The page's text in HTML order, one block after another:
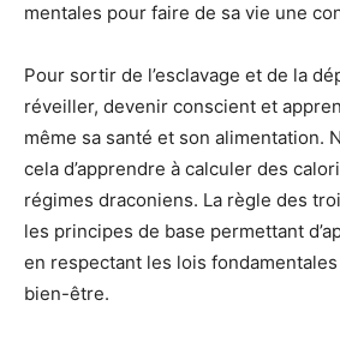
mentales pour faire de sa vie une
Pour sortir de l’esclavage et de la
réveiller, devenir conscient et
même sa santé et son alimentation.
cela d’apprendre à calculer des
régimes draconiens. La règle des
les principes de base permettant
en respectant les lois fondamentales
bien-être.